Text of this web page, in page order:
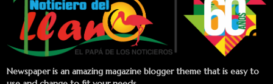
Newspaper is an amazing magazine blogger theme that is easy to